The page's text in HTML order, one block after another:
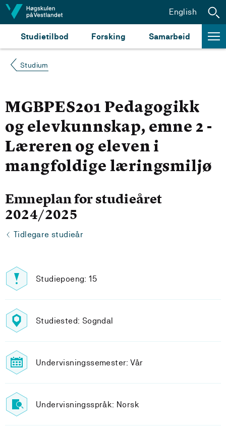
Hopp til innhald
Studietilbod Forsking Samarbeid
English
Studium
MGBPES201 Pedagogikk
og elevkunnskap, emne 2 -
Læreren og eleven i
mangfoldige læringsmiljø
Emneplan for studieåret
2024/2025
Tidlegare studieår
Studiepoeng: 15
Studiested: Sogndal
Undervisningssemester: Vår
Undervisningsspråk: Norsk